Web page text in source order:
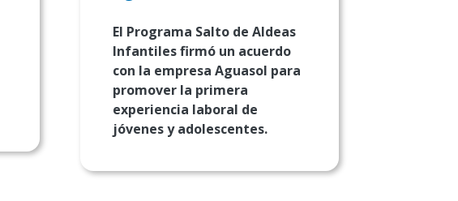
El Programa Salto de Aldeas
Infantiles firmó un acuerdo
con la empresa Aguasol para
promover la primera
experiencia laboral de
jóvenes y adolescentes.